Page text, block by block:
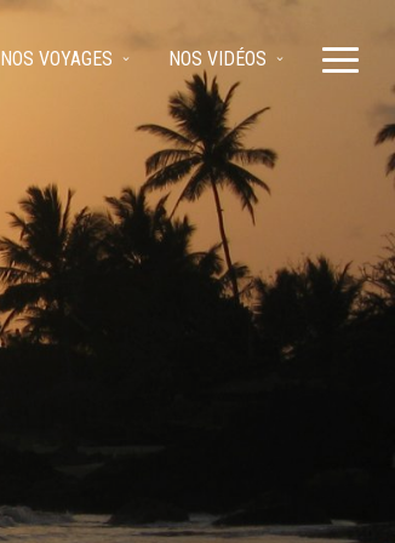
NOS VOYAGES NOS VIDÉOS